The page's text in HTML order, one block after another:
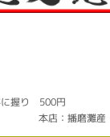
に握り 500円
本店：播磨灘